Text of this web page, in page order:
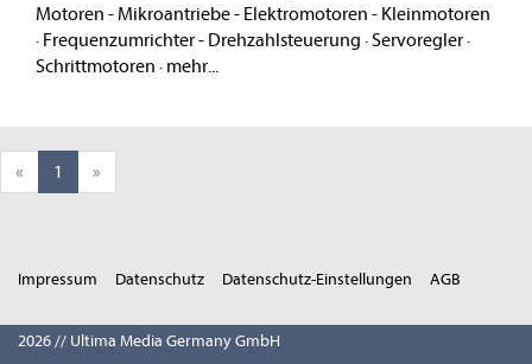
Motoren - Mikroantriebe - Elektromotoren - Kleinmotoren
· Frequenzumrichter - Drehzahlsteuerung · Servoregler·
Schrittmotoren · mehr...
« 1 »
Impressum Datenschutz Datenschutz-Einstellungen AGB
2026 // Ultima Media Germany GmbH